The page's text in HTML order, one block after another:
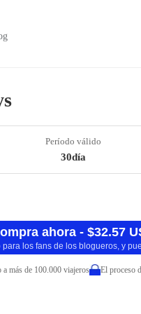
Período válido
30día
ahora - $32.57
los fans de los blogueros, y
más de 100.000 viajeros El proceso